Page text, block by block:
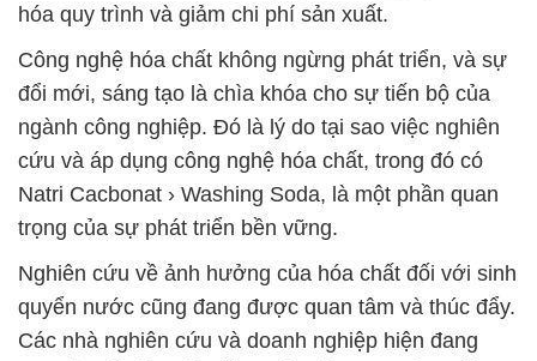
hóa quy trình và giảm chi phí sản xuất.
Công nghệ hóa chất không ngừng phát triển, và sự
đổi mới, sáng tạo là chìa khóa cho sự tiến bộ của
ngành công nghiệp. Đó là lý do tại sao việc nghiên
cứu và áp dụng công nghệ hóa chất, trong đó có
Natri Cacbonat › Washing Soda, là một phần quan
trọng của sự phát triển bền vững.
Nghiên cứu về ảnh hưởng của hóa chất đối với sinh
quyển nước cũng đang được quan tâm và thúc đẩy.
Các nhà nghiên cứu và doanh nghiệp hiện đang